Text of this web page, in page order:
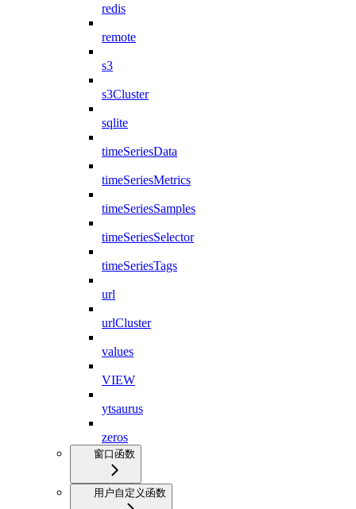
redis
remote
s3
s3Cluster
sqlite
timeSeriesData
timeSeriesMetrics
timeSeriesSamples
timeSeriesSelector
timeSeriesTags
url
urlCluster
values
VIEW
ytsaurus
zeros
窗口函数
用户自定义函数